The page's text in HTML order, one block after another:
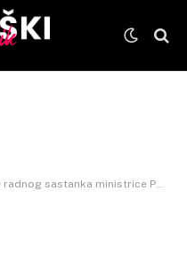
ministrice Pozder i predstavnika ŽFBiH